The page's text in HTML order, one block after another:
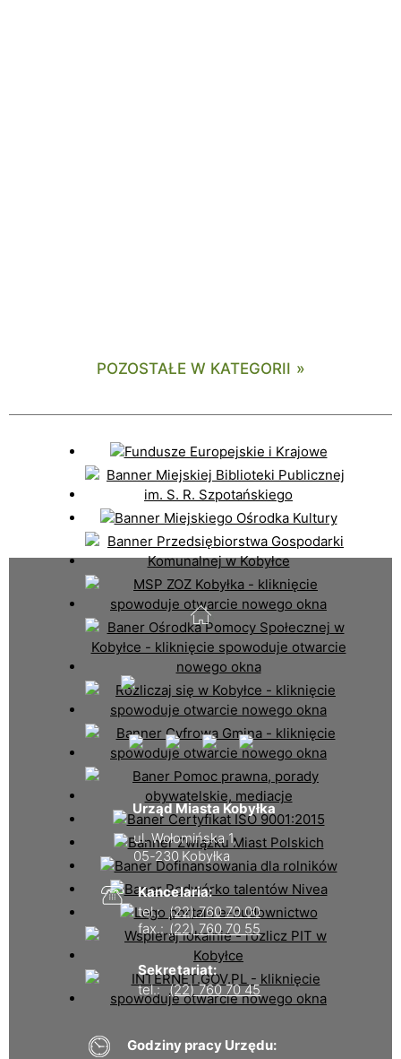
POZOSTAŁE W KATEGORII
Urząd Miasta Kobyłka
ul. Wołomińska 1,
05-230 Kobyłka
Kancelaria:
tel.: (22) 760 70 00
fax.: (22) 760 70 55
Sekretariat:
tel.: (22) 760 70 45
Godziny pracy Urzędu: